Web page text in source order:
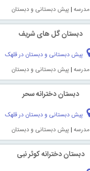
مدرسه | پیش دبستانی و دبستان
دبستان گل های شریف
پیش دبستانی و دبستان در قلهک
مدرسه | پیش دبستانی و دبستان
دبستان دخترانه سحر
پیش دبستانی و دبستان در قلهک
مدرسه | پیش دبستانی و دبستان
دبستان دخترانه کوثر نبی